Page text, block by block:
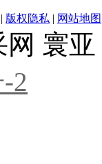
| 版权隐私 | 网站地图
网 寰
2